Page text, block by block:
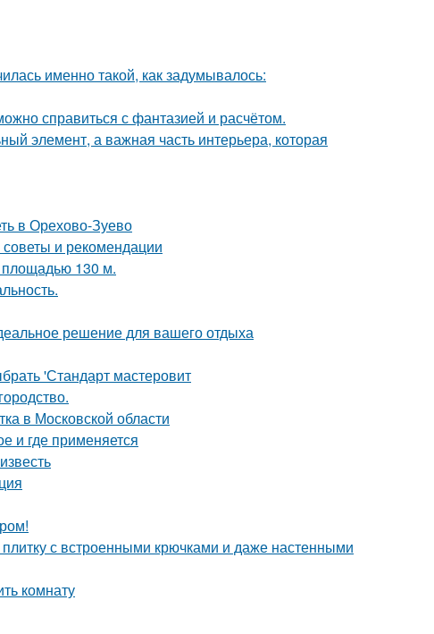
именно такой, как задумывалось:
справиться с фантазией и расчётом.
элемент, а важная часть интерьера, которая
в Орехово-Зуево
и рекомендации
площадью 130 м.
решение для вашего отдыха
'Стандарт мастеровит
в Московской области
и где применяется
с встроенными крючками и даже настенными
комнату